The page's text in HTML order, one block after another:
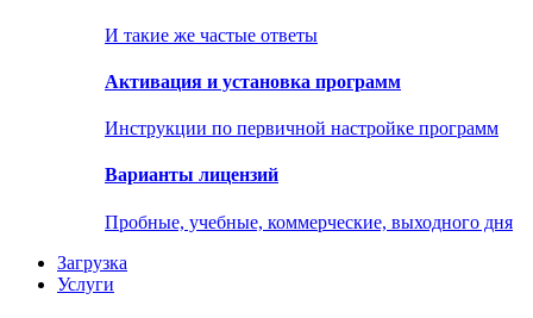
И такие же частые ответы
Активация и установка программ
Инструкции по первичной настройке программ
Варианты лицензий
Пробные, учебные, коммерческие, выходного дня
Загрузка
Услуги